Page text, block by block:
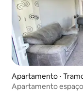
Apartamento ⋅
Apartamento